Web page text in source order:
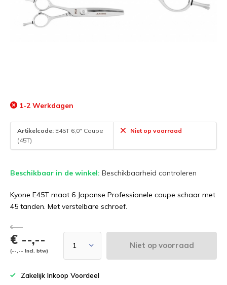
1-2 Werkdagen
Artikelcode: E45T 6,0" Coupe
(45T)
Niet op voorraad
Beschikbaar in de winkel: Beschikbaarheid controleren
Kyone E45T maat 6 Japanse Professionele coupe schaar met
45 tanden. Met verstelbare schroef.
€--,--
€ --,--
(--,-- Incl. btw)
Niet op voorraad
Zakelijk Inkoop Voordeel